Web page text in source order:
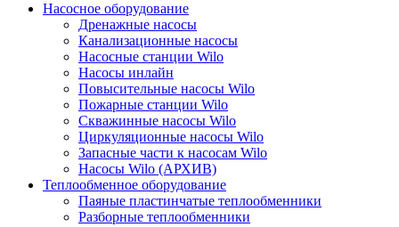
Насосное оборудование
Дренажные насосы
Канализационные насосы
Насосные станции Wilo
Насосы инлайн
Повысительные насосы Wilo
Пожарные станции Wilo
Скважинные насосы Wilo
Циркуляционные насосы Wilo
Запасные части к насосам Wilo
Насосы Wilo (АРХИВ)
Теплообменное оборудование
Паяные пластинчатые теплообменники
Разборные теплообменники